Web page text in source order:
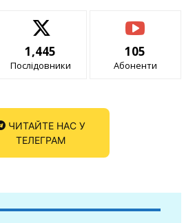
1,445
Послідовники
105
Абоненти
ЧИТАЙТЕ НАС У
ТЕЛЕГРАМ